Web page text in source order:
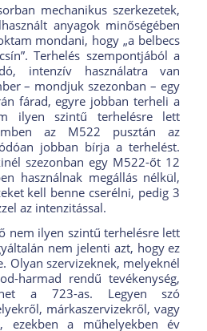
mechanikus szerkezetek,
anyagok minőségében
mondani, hogy „a belbecs
Terhelés szempontjából a
intenzív használatra van
– mondjuk szezonban – egy
fárad, egyre jobban terheli a
ilyen szintű terhelésre lett
az M522 pusztán az
jobban bírja a terhelést.
szezonban egy M522-őt 12
használnak megállás nélkül,
kell benne cserélni, pedig 3
az intenzitással.
nem ilyen szintű terhelésre lett
nem jelenti azt, hogy ez
Olyan szervizeknek, melyeknél
harmad rendű tevékenység,
a 723-as. Legyen szó
márkaszervizekről, vagy
ezekben a műhelyekben év